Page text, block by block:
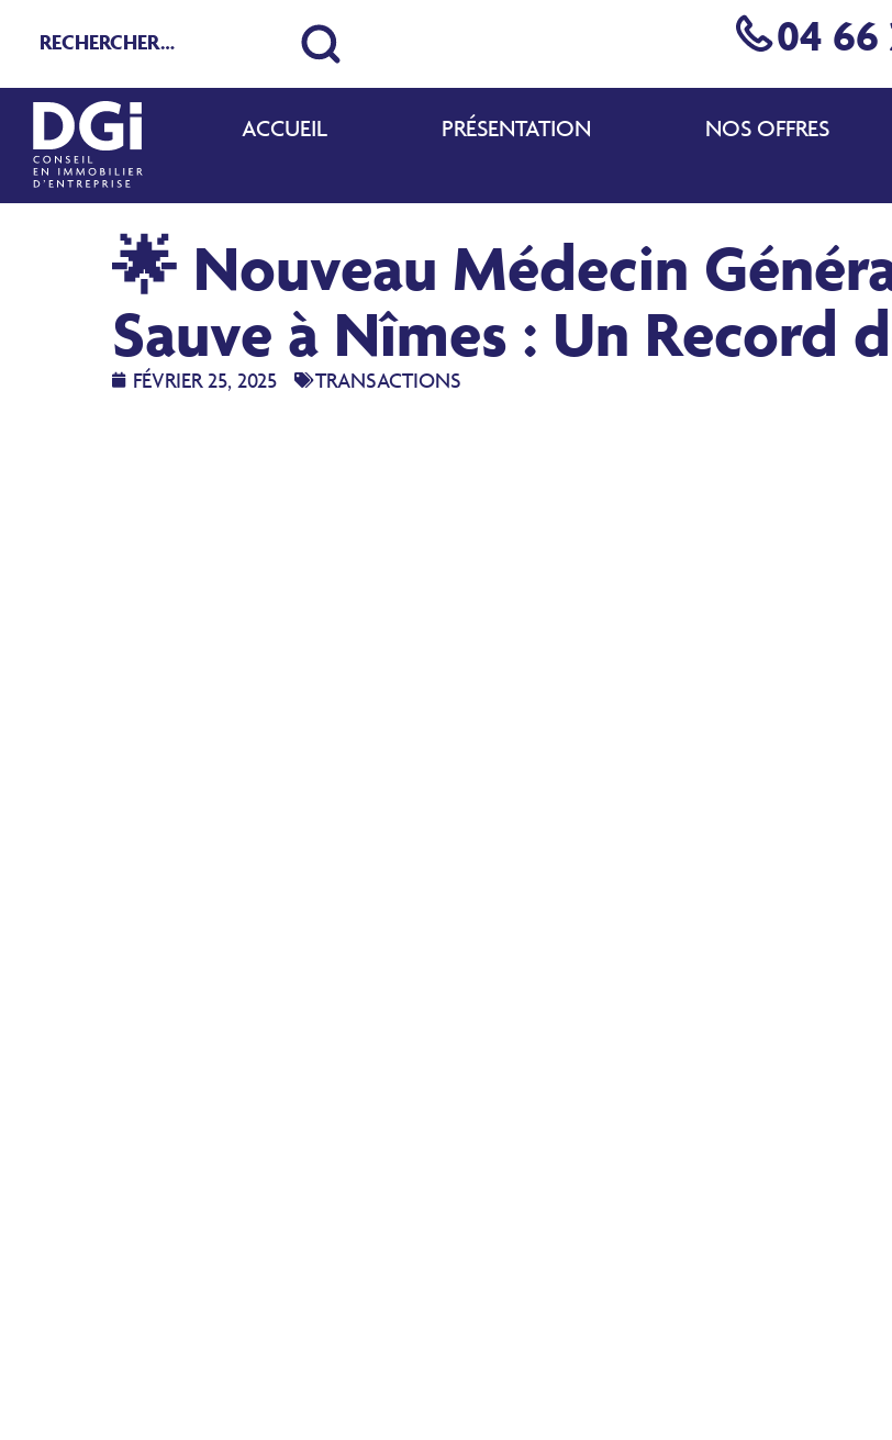
04 66
ACCUEIL PRÉSENTATION NOS OFFRES
🌟 Nouveau Médecin
Sauve à Nîmes : Un Record
FÉVRIER 25, 2025 TRANSACTIONS